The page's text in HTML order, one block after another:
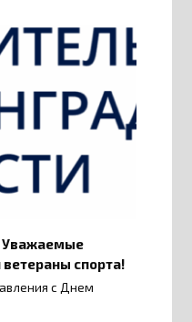
Уважаемые
спорта!
с Днем